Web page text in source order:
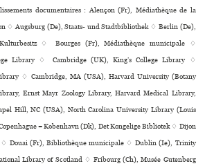
documentaires : Alençon (Fr), Médiathèque de la
♢ Augsburg (De), Staats- und Stadtbibliothek ♢ Berlin (De),
Kulturbesitz ♢ Bourges (Fr), Médiathèque muni­ci­pale ♢
Library ♢ Cambridge (UK), King’s College Library ♢
♢ Cambridge, MA (USA), Harvard University (Botany
Ernst Mayr Zoology Library, Harvard Medical Library,
Hill, NC (USA), North Carolina University Library (Louis
= København (Dk), Det Kongelige Bibliotek ♢ Dijon
Douai (Fr), Bibliothèque muni­ci­pale ♢ Dublin (Ie), Trinity
Library of Scotland ♢ Fribourg (Ch), Musée Gutenberg